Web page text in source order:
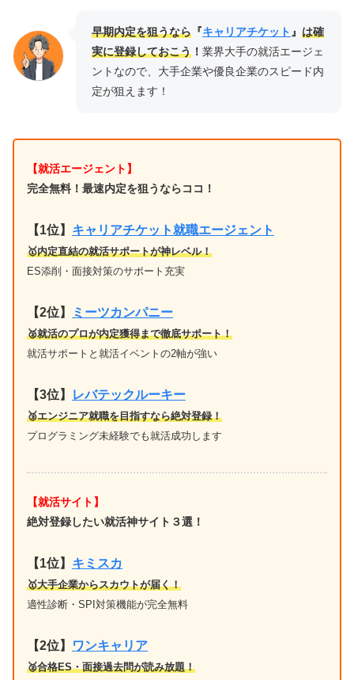
早期内定を狙うなら 『キャリアチケット 』 は確
実に登録しておこう ！ 業界大手の就活エージェ
ントなので、大手企業や優良企業のスピード内
定が狙えます！
【就活エージェント】
完全無料！最速内定を狙うならココ！
【1位】 キャリアチケット就職エージェント
🥇内定直結の就活サポートが神レベル！
ES添削・面接対策のサポート充実
【2位】 ミーツカンパニー
🥈就活のプロが内定獲得まで徹底サポート！
就活サポートと就活イベントの2軸が強い
【3位】 レバテックルーキー
🥉エンジニア就職を目指すなら絶対登録！
プログラミング未経験でも就活成功します
【就活サイト】
絶対登録したい就活神サイト３選！
【1位】 キミスカ
🥇大手企業からスカウトが届く！
適性診断・SPI対策機能が完全無料
【2位】 ワンキャリア
🥈合格ES・面接過去問が読み放題！